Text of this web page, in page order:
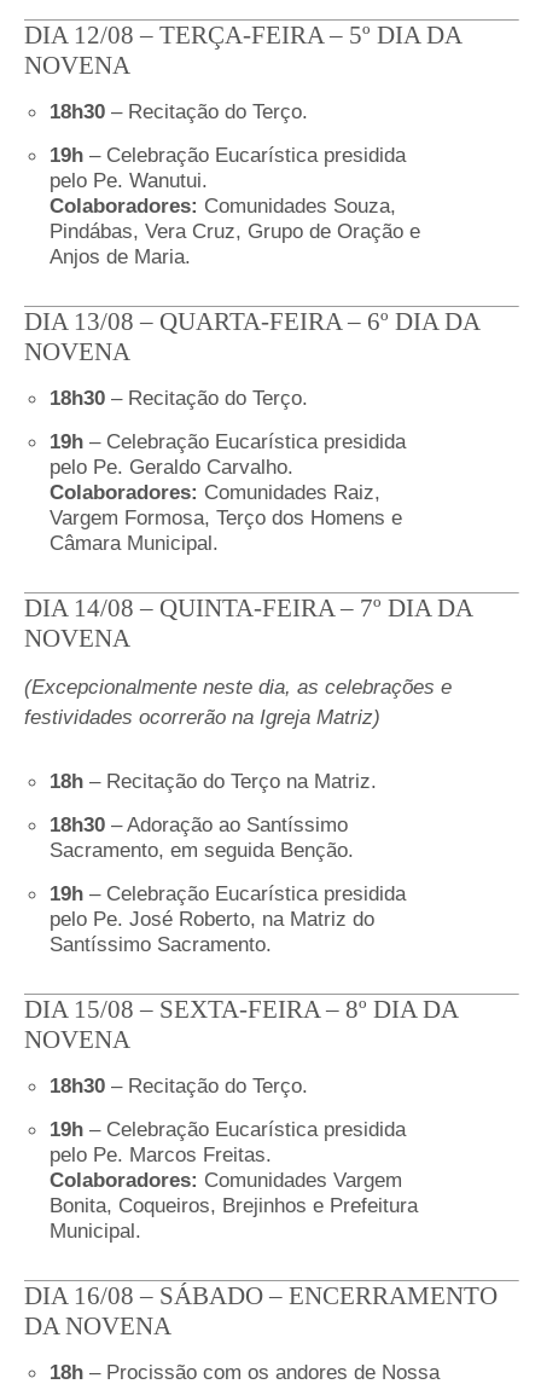
DIA 12/08 – TERÇA-FEIRA – 5º DIA DA
NOVENA
18h30– Recitação do Terço.
19h– Celebração Eucarística presidida
pelo Pe. Wanutui.
Colaboradores: Comunidades Souza,
Pindábas, Vera Cruz, Grupo de Oração e
Anjos de Maria.
DIA 13/08 – QUARTA-FEIRA – 6º DIA DA
NOVENA
18h30– Recitação do Terço.
19h– Celebração Eucarística presidida
pelo Pe. Geraldo Carvalho.
Colaboradores: Comunidades Raiz,
Vargem Formosa, Terço dos Homens e
Câmara Municipal.
DIA 14/08 – QUINTA-FEIRA – 7º DIA DA
NOVENA
(Excepcionalmente neste dia, as celebrações e
festividades ocorrerão na Igreja Matriz)
18h– Recitação do Terço na Matriz.
18h30– Adoração ao Santíssimo
Sacramento, em seguida Benção.
19h– Celebração Eucarística presidida
pelo Pe. José Roberto, na Matriz do
Santíssimo Sacramento.
DIA 15/08 – SEXTA-FEIRA – 8º DIA DA
NOVENA
18h30– Recitação do Terço.
19h– Celebração Eucarística presidida
pelo Pe. Marcos Freitas.
Colaboradores: Comunidades Vargem
Bonita, Coqueiros, Brejinhos e Prefeitura
Municipal.
DIA 16/08 – SÁBADO – ENCERRAMENTO
DA NOVENA
18h– Procissão com os andores de Nossa